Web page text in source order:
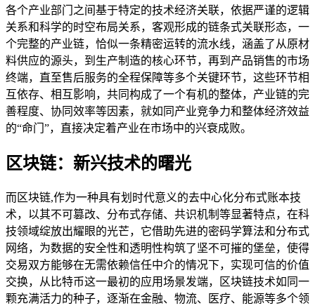
各个产业部门之间基于特定的技术经济关联，依据严谨的逻辑
关系和科学的时空布局关系，客观形成的链条式关联形态，一
个完整的产业链，恰似一条精密运转的流水线，涵盖了从原材
料供应的源头，到生产制造的核心环节，再到产品销售的市场
终端，直至售后服务的全程保障等多个关键环节，这些环节相
互依存、相互影响，共同构成了一个有机的整体，产业链的完
善程度、协同效率等因素，就如同产业竞争力和整体经济效益
的“命门”，直接决定着产业在市场中的兴衰成败。
区块链：新兴技术的曙光
而区块链,作为一种具有划时代意义的去中心化分布式账本技
术，以其不可篡改、分布式存储、共识机制等显著特点，在科
技领域绽放出耀眼的光芒，它借助先进的密码学算法和分布式
网络，为数据的安全性和透明性构筑了坚不可摧的堡垒，使得
交易双方能够在无需依赖信任中介的情况下，实现可信的价值
交换，从比特币这一最初的应用场景发端，区块链技术如同一
颗充满活力的种子，逐渐在金融、物流、医疗、能源等多个领